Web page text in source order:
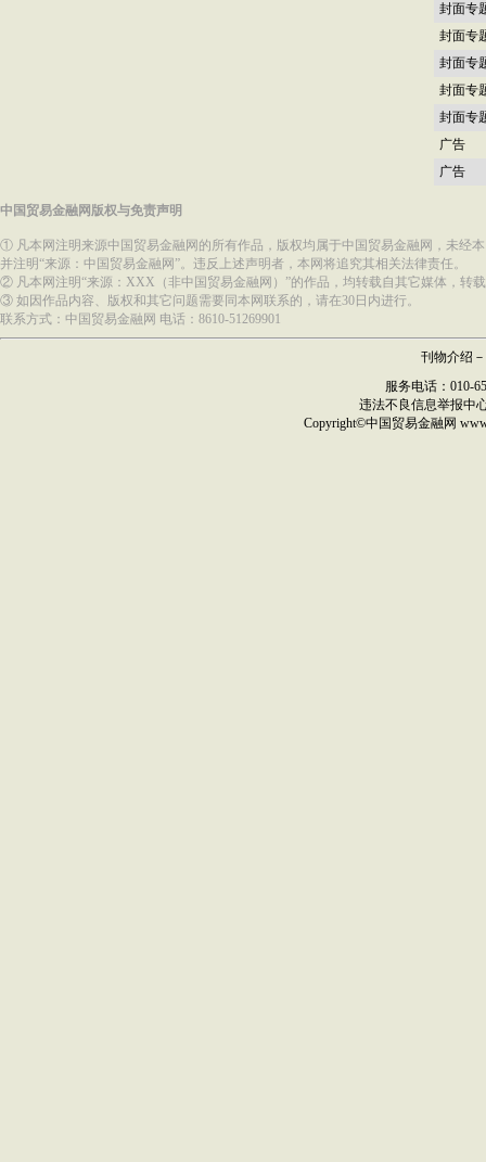
封面专
封面专
封面专
封面专
封面专
广告
广告
中国贸易金融网版权与免责声明
① 凡本网注明来源中国贸易金融网的所有作品，版权均属于中国贸易金融网，未经
并注明“来源：中国贸易金融网”。违反上述声明者，本网将追究其相关法律责任。
② 凡本网注明“来源：XXX（非中国贸易金融网）”的作品，均转载自其它媒体，转
③ 如因作品内容、版权和其它问题需要同本网联系的，请在30日内进行。
联系方式：中国贸易金融网 电话：8610-51269901
刊物介绍 －
服务电话：010-
违法不良信息举报中
Copyright©中国贸易金融网